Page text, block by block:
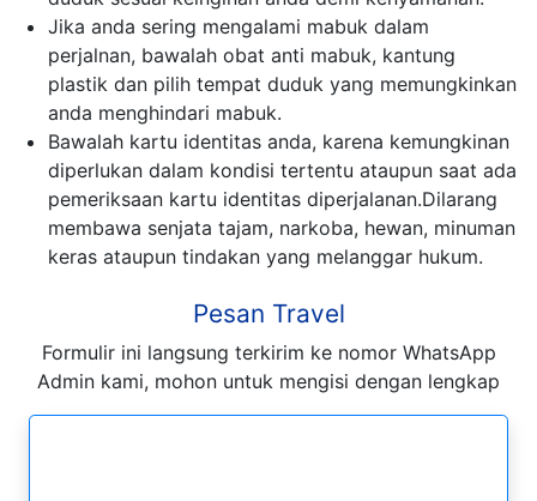
Jika anda sering mengalami mabuk dalam
perjalnan, bawalah obat anti mabuk, kantung
plastik dan pilih tempat duduk yang memungkinkan
anda menghindari mabuk.
Bawalah kartu identitas anda, karena kemungkinan
diperlukan dalam kondisi tertentu ataupun saat ada
pemeriksaan kartu identitas diperjalanan.Dilarang
membawa senjata tajam, narkoba, hewan, minuman
keras ataupun tindakan yang melanggar hukum.
Pesan Travel
Formulir ini langsung terkirim ke nomor WhatsApp
Admin kami, mohon untuk mengisi dengan lengkap